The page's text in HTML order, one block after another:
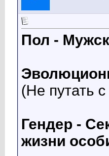
Пол -
(Не путать
Гендер -
жизни